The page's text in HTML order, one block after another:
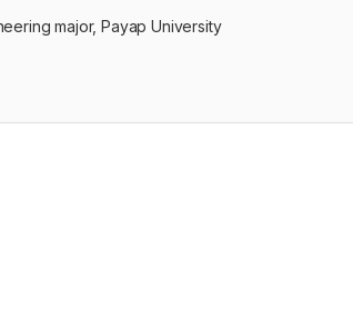
major, Payap University